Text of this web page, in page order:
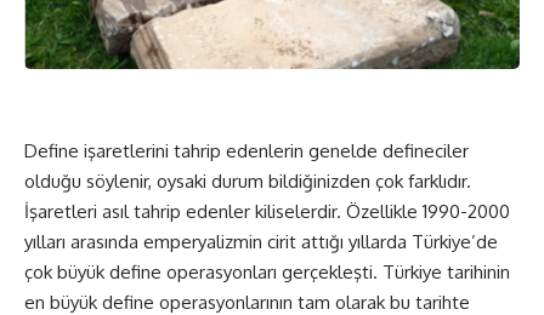
Define işaretlerini tahrip edenlerin genelde defineciler
olduğu söylenir, oysaki durum bildiğinizden çok farklıdır.
İşaretleri asıl tahrip edenler kiliselerdir. Özellikle 1990-2000
yılları arasında emperyalizmin cirit attığı yıllarda Türkiye’de
çok büyük define operasyonları gerçekleşti. Türkiye tarihinin
en büyük define operasyonlarının tam olarak bu tarihte